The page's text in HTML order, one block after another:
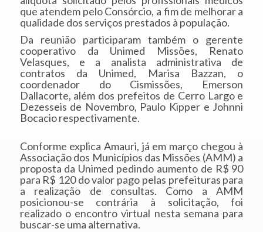
que atendem pelo Consórcio, a fim de melhorar a
qualidade dos serviços prestados à população.
Da reunião participaram também o gerente
cooperativo da Unimed Missões, Renato
Velasques, e a analista administrativa de
contratos da Unimed, Marisa Bazzan, o
coordenador do Cismissões, Emerson
Dallacorte, além dos prefeitos de Cerro Largo e
Dezesseis de Novembro, Paulo Kipper e Johnni
Bocacio respectivamente.
Conforme explica Amauri, já em março chegou à
Associação dos Municípios das Missões (AMM) a
proposta da Unimed pedindo aumento de R$ 90
para R$ 120 do valor pago pelas prefeituras para
a realização de consultas. Como a AMM
posicionou-se contrária à solicitação, foi
realizado o encontro virtual nesta semana para
buscar-se uma alternativa.